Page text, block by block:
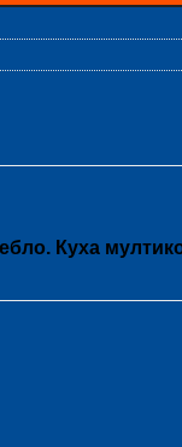
Куха